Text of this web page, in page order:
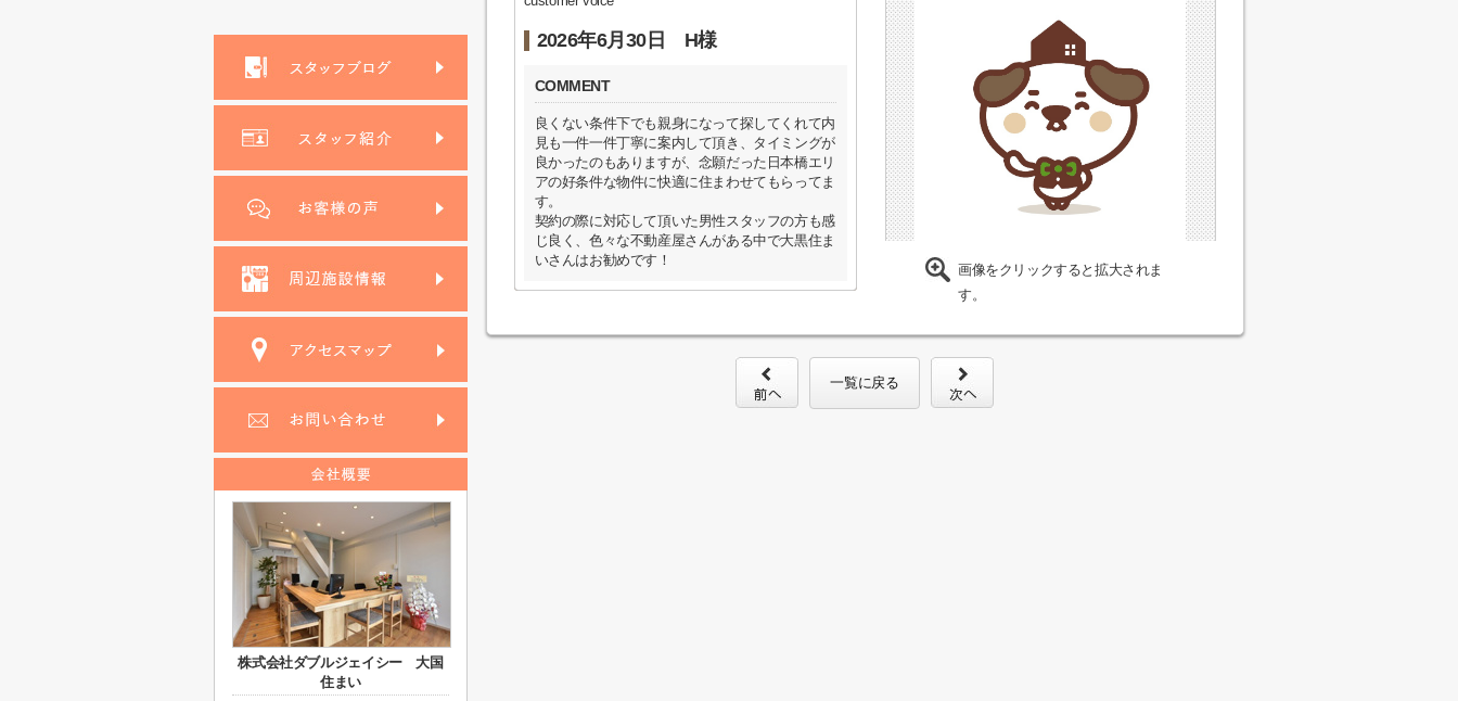
2026年6月30日 H様
COMMENT
良くない条件下でも親身になって探してくれて内
見も一件一件丁寧に案内して頂き、タイミングが
良かったのもありますが、念願だった日本橋エリ
アの好条件な物件に快適に住まわせてもらってま
す。
契約の際に対応して頂いた男性スタッフの方も感
じ良く、色々な不動産屋さんがある中で大黒住ま
いさんはお勧めです！
画像をクリックすると拡大されま
す。
一覧に戻る
株式会社ダブルジェイシー 大国
住まい